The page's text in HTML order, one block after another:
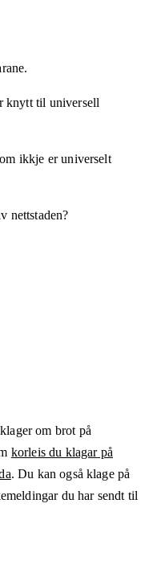
knytt til universell
ikkje er universelt
nettstaden?
om brot på
korleis du klagar på
. Du kan også klage på
du har sendt til